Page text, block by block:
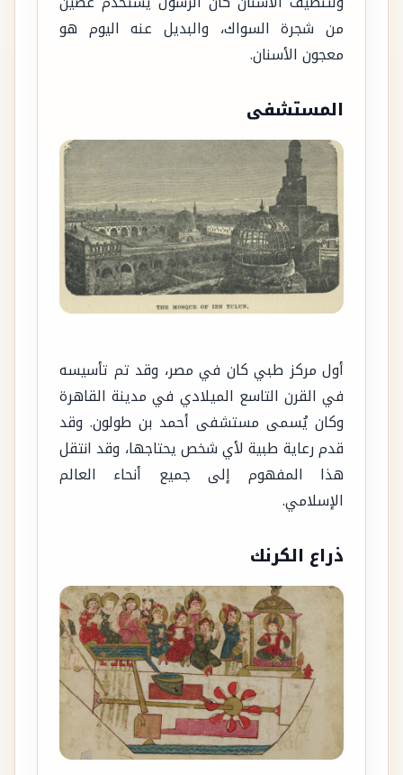
من شجرة السواك، والبديل عنه اليوم هو
معجون الأسنان.
المستشفى
أول مركز طبي كان في مصر، وقد تم تأسيسه
في القرن التاسع الميلادي في مدينة القاهرة
وكان يُسمى مستشفى أحمد بن طولون. وقد
قدم رعاية طبية لأي شخص يحتاجها، وقد انتقل
هذا المفهوم إلى جميع أنحاء العالم
الإسلامي.
ذراع الكرنك